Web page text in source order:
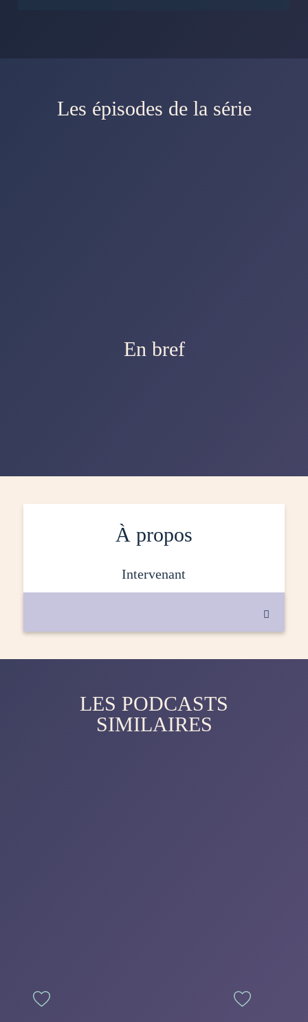
Les épisodes de la série
En bref
À propos
intervenant

LES PODCASTS
SIMILAIRES